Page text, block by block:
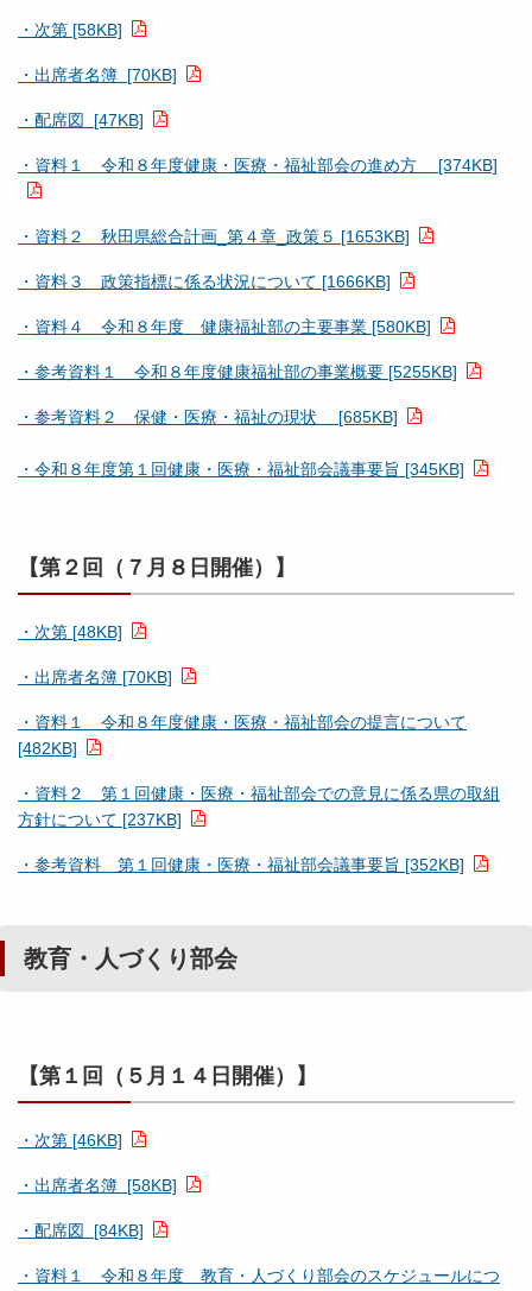
・次第 [58KB]
・出席者名簿 [70KB]
・配席図 [47KB]
・資料１ 令和８年度健康・医療・福祉部会の進め方 [374KB]
・資料２ 秋田県総合計画_第４章_政策５ [1653KB]
・資料３ 政策指標に係る状況について [1666KB]
・資料４ 令和８年度 健康福祉部の主要事業 [580KB]
・参考資料１ 令和８年度健康福祉部の事業概要 [5255KB]
・参考資料２ 保健・医療・福祉の現状 [685KB]
・令和８年度第１回健康・医療・福祉部会議事要旨 [345KB]
【第２回（７月８日開催）】
・次第 [48KB]
・出席者名簿 [70KB]
・資料１ 令和８年度健康・医療・福祉部会の提言について
[482KB]
・資料２ 第１回健康・医療・福祉部会での意見に係る県の取組
方針について [237KB]
・参考資料 第１回健康・医療・福祉部会議事要旨 [352KB]
教育・人づくり部会
【第１回（５月１４日開催）】
・次第 [46KB]
・出席者名簿 [58KB]
・配席図 [84KB]
・資料１ 令和８年度 教育・人づくり部会のスケジュールにつ